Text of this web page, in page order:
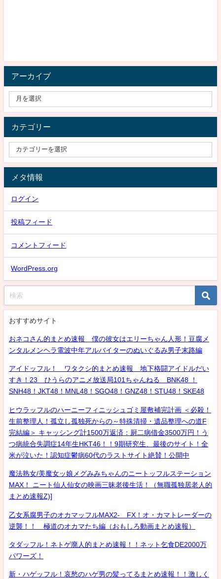
アーカイブ
カテゴリー
メタ情報
ログイン
投稿フィード
コメントフィード
WordPress.org
おすすめサイト
おネコさん的まとめ速報 僕の彼女はエリーちゃん人形！豆腐メ
ンタルメンヘラ電波中年アルバイターのぬいぐるみ男子末路編
アイドッフル！ ワタクシ的まとめ速報 地下格闘アイドルだい
すき！23 ひうらのアニメ放送局101ちゃんねる BNK48 ！
SNH48！JKT48！MNL48！SGO48！GNZ48！STU48！SKE48
ヒウラッフルのハーニーフィニッシュゴミ屋敷補完計画 ＜必殺！
生前整理人！孤立し孤独死からの～特殊清掃・遺品整理への道F
完結編＞ キャッシング計1500万返済：厨二病借金3500万円！う
つ病統合失調症14年生HKT46！！9期研究生、最後のサイト！全
米が泣いた！認知症鬱病60代のラストサイト絶賛！公開中
魔法熟女/美魔女ッ娘メグみみちゃんのニートッフルステーション
MAX！ ニート仙人仙女の映画三昧老後生活！（無職孤独居老人的
まとめ速報Z)]
乙女系腐男子のオカマッフルMAX2- FX！オ・カマトレーダーの
逆襲！！ 極道のオカマたち編（おもしろ動画まとめ速報）
タダッフル！ネトゲ廃人的まとめ速報！！ネット乞食DE2000万
パワーズ！
新・ハゲッフル！哀愁のハゲ男の髪ってるまとめ速報！！激しく